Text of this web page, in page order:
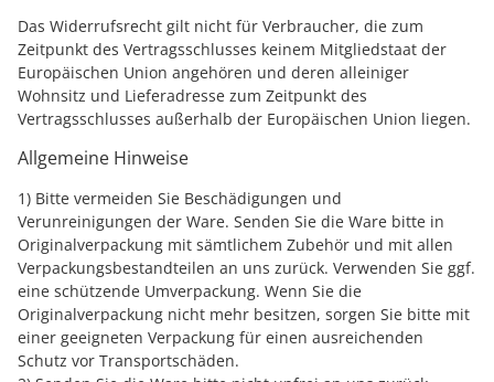
Das Widerrufsrecht gilt nicht für Verbraucher, die zum
Zeitpunkt des Vertragsschlusses keinem Mitgliedstaat der
Europäischen Union angehören und deren alleiniger
Wohnsitz und Lieferadresse zum Zeitpunkt des
Vertragsschlusses außerhalb der Europäischen Union liegen.
Allgemeine Hinweise
1) Bitte vermeiden Sie Beschädigungen und
Verunreinigungen der Ware. Senden Sie die Ware bitte in
Originalverpackung mit sämtlichem Zubehör und mit allen
Verpackungsbestandteilen an uns zurück. Verwenden Sie ggf.
eine schützende Umverpackung. Wenn Sie die
Originalverpackung nicht mehr besitzen, sorgen Sie bitte mit
einer geeigneten Verpackung für einen ausreichenden
Schutz vor Transportschäden.